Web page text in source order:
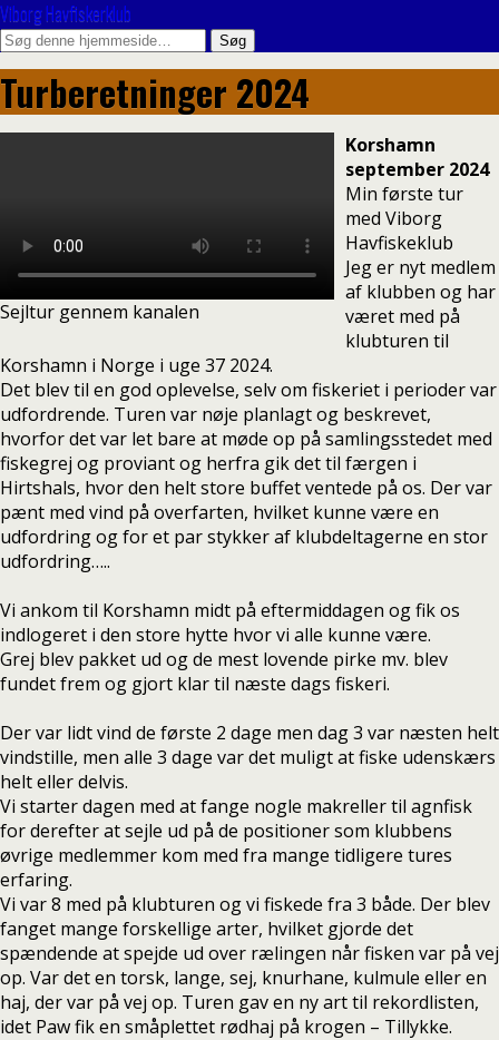
Viborg Havfiskerklub
Turberetninger 2024
Sejltur gennem kanalen
Korshamn
september 2024
Min første tur
med Viborg
Havfiskeklub
Jeg er nyt medlem
af klubben og har
været med på
klubturen til
Korshamn i Norge i uge 37 2024.
Det blev til en god oplevelse, selv om fiskeriet i perioder var
udfordrende. Turen var nøje planlagt og beskrevet,
hvorfor det var let bare at møde op på samlingsstedet med
fiskegrej og proviant og herfra gik det til færgen i
Hirtshals, hvor den helt store buffet ventede på os. Der var
pænt med vind på overfarten, hvilket kunne være en
udfordring og for et par stykker af klubdeltagerne en stor
udfordring…..
Vi ankom til Korshamn midt på eftermiddagen og fik os
indlogeret i den store hytte hvor vi alle kunne være.
Grej blev pakket ud og de mest lovende pirke mv. blev
fundet frem og gjort klar til næste dags fiskeri.
Der var lidt vind de første 2 dage men dag 3 var næsten helt
vindstille, men alle 3 dage var det muligt at fiske udenskærs
helt eller delvis.
Vi starter dagen med at fange nogle makreller til agnfisk
for derefter at sejle ud på de positioner som klubbens
øvrige medlemmer kom med fra mange tidligere tures
erfaring.
Vi var 8 med på klubturen og vi fiskede fra 3 både. Der blev
fanget mange forskellige arter, hvilket gjorde det
spændende at spejde ud over rælingen når fisken var på vej
op. Var det en torsk, lange, sej, knurhane, kulmule eller en
haj, der var på vej op. Turen gav en ny art til rekordlisten,
idet Paw fik en småplettet rødhaj på krogen – Tillykke.